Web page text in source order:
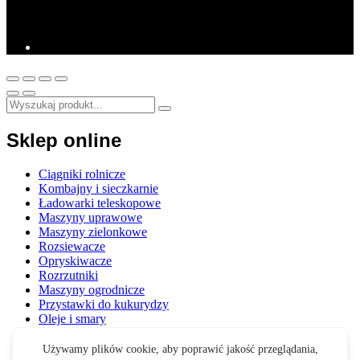
Sklep online
Ciągniki rolnicze
Kombajny i sieczkarnie
Ładowarki teleskopowe
Maszyny uprawowe
Maszyny zielonkowe
Rozsiewacze
Opryskiwacze
Rozrzutniki
Maszyny ogrodnicze
Przystawki do kukurydzy
Oleje i smary
Akcesoria